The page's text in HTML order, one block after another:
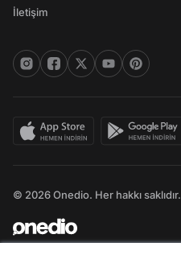
İletişim
© 2026 Onedio. Her hakkı saklıdır.